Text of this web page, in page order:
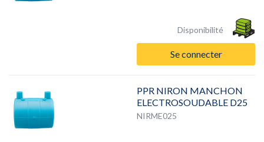
Disponibilité
Se connecter
PPR NIRON MANCHON
ELECTROSOUDABLE D25
NIRME025